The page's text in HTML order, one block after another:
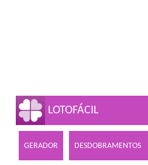
LOTOFÁCIL
GERADOR DESDOBRAMENTOS